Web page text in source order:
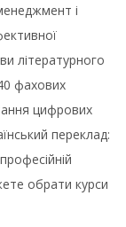
і
літературного
фахових
цифрових
переклад:
обрати курси